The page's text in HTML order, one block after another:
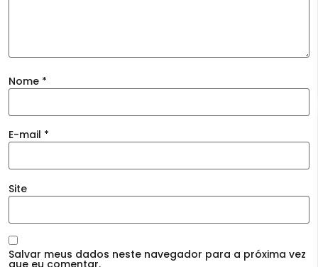
Nome *
E-mail *
Site
Salvar meus dados neste navegador para a próxima vez
que eu comentar.